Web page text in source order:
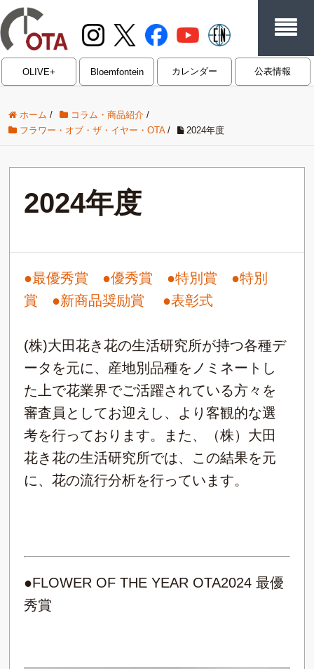
OLIVE+ Bloemfontein カレンダー 公表情報
ホーム / コラム・商品紹介 /
フラワー・オブ・ザ・イヤー・OTA/ 2024年度
2024年度
●最優秀賞 ●優秀賞 ●特別賞
●特別
賞
●新商品奨励賞 ●表彰式
(株)大田花き花の生活研究所が持つ各種デ
ータを元に、産地別品種をノミネートし
た上で花業界でご活躍されている方々を
審査員としてお迎えし、より客観的な選
考を行っております。また、（株）大田
花き花の生活研究所では、この結果を元
に、花の流行分析を行っています。
●FLOWER OF THE YEAR OTA2024 最優
秀賞